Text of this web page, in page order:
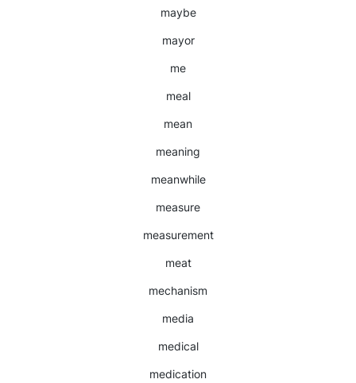
maybe
mayor
me
meal
mean
meaning
meanwhile
measure
measurement
meat
mechanism
media
medical
medication